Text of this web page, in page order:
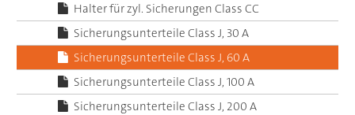
Halter für zyl. Sicherungen Class CC
Sicherungsunterteile Class J, 30 A
Sicherungsunterteile Class J, 60 A
Sicherungsunterteile Class J, 100 A
Sicherungsunterteile Class J, 200 A